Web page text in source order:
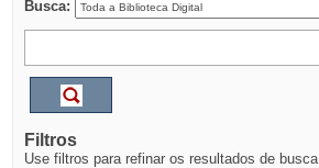
Busca:
Filtros
Use filtros para refinar os resultados de busca.